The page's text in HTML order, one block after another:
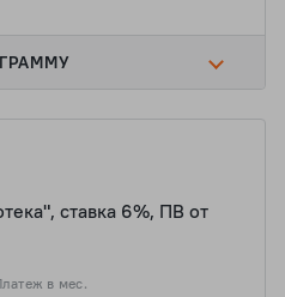
ставка 6%, ПВ от
в мес.